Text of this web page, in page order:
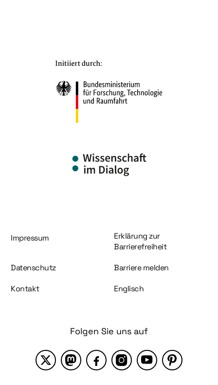
Information und Service
Impressum
Erklärung zur
Barrierefreiheit
Datenschutz Barriere melden
Kontakt Englisch
Folgen Sie uns auf